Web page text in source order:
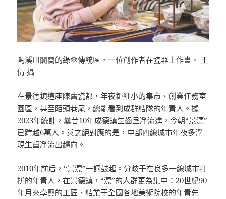
陶溪川闤闠的綠傘傳統區，一位創作者在瓷器上作畫。 王
倩 攝
在景德鎮這座陳舊瓷都，年夜鉅細小的集市、創業任務室
園區，甚至陌頭巷尾，總能看到成群結隊的年青人。據
2023年統計，曩昔10年成德鎮生齒呈凈流進，今朝“景漂”
已跨越6萬人。與之絕對應的是，中部四線城市年夜多浮
現生齒凈流出趨向。
2010年前后，“景漂”一詞鼓起。分歧于在良多一線城市打
拼的年青人，在景德鎮，“漂”的人群更為集中：20世紀90
年月來學藝的工匠、結業于全國各地美術院校的年青先